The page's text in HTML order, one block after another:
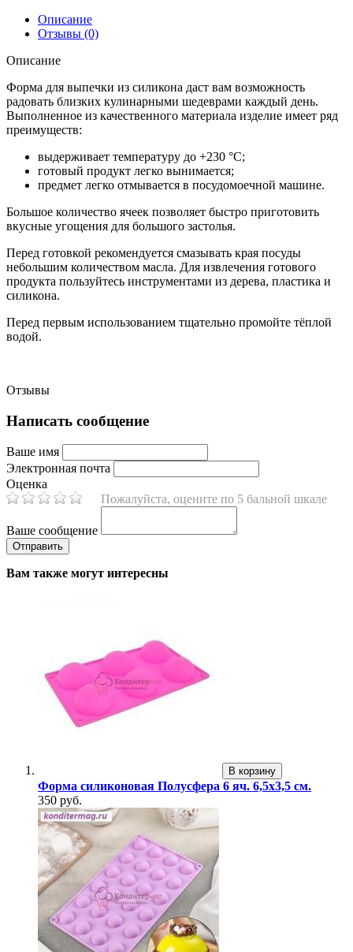
Описание
Отзывы (0)
Описание
Форма для выпечки из силикона даст вам возможность
радовать близких кулинарными шедеврами каждый день.
Выполненное из качественного материала изделие имеет ряд
преимуществ:
выдерживает температуру до +230 °C;
готовый продукт легко вынимается;
предмет легко отмывается в посудомоечной машине.
Большое количество ячеек позволяет быстро приготовить
вкусные угощения для большого застолья.
Перед готовкой рекомендуется смазывать края посуды
небольшим количеством масла. Для извлечения готового
продукта пользуйтесь инструментами из дерева, пластика и
силикона.
Перед первым использованием тщательно промойте тёплой
водой.
Отзывы
Написать сообщение
Ваше имя
Электронная почта
Оценка
Пожалуйста, оцените по 5 бальной шкале
Ваше сообщение
Вам также могут интересны
В корзину
Форма силиконовая Полусфера 6 яч. 6,5х3,5 см.
350 руб.